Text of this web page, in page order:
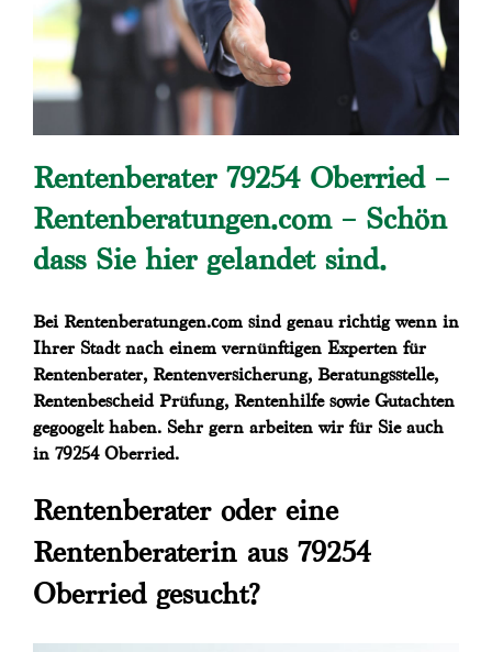
Rentenberater 79254 Oberried –
Rentenberatungen.com – Schön
dass Sie hier gelandet sind.
Bei Rentenberatungen.com sind genau richtig wenn in
Ihrer Stadt nach einem vernünftigen Experten für
Rentenberater, Rentenversicherung, Beratungsstelle,
Rentenbescheid Prüfung, Rentenhilfe sowie Gutachten
gegoogelt haben. Sehr gern arbeiten wir für Sie auch
in 79254 Oberried.
Rentenberater oder eine
Rentenberaterin aus 79254
Oberried gesucht?